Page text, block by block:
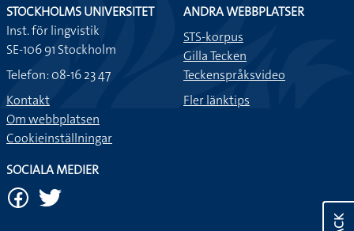
STOCKHOLMS UNIVERSITET
Inst. för lingvistik
SE-106 91 Stockholm
Telefon: 08-16 23 47
Kontakt
Om webbplatsen
Cookieinställningar
ANDRA WEBBPLATSER
STS-korpus
Gilla Tecken
Teckenspråksvideo
Fler länktips
SOCIALA MEDIER